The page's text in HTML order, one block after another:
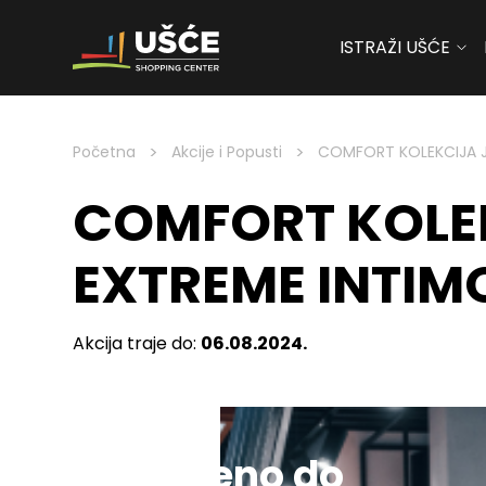
Skip to content
ISTRAŽI UŠĆE
Početna > Akcije i Popusti > COMFORT KOLEKCIJA
COMFORT
EXTREME
Akcija traje do: 06.08.2024.